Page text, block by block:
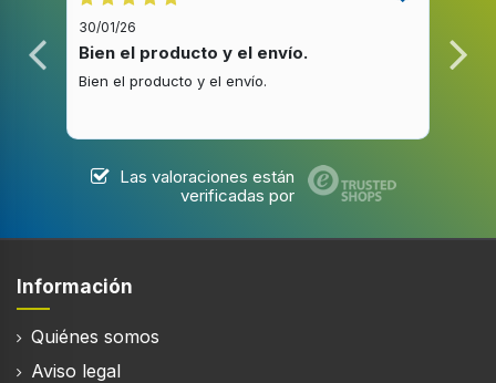
30/01/26
Bien el producto y el envío.
Bien el producto y el envío.
Las valoraciones están
verificadas por
Información
Quiénes somos
Aviso legal